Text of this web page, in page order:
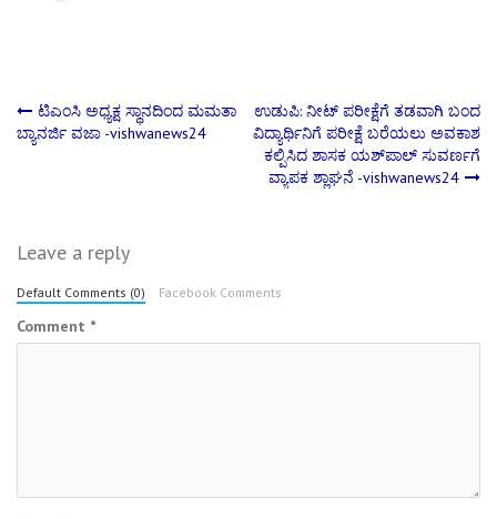
Post
ಟಿಎಂಸಿ ಅಧ್ಯಕ್ಷ ಸ್ಥಾನದಿಂದ ಮಮತಾ
ಬ್ಯಾನರ್ಜಿ ವಜಾ -vishwanews24
ಉಡುಪಿ: ನೀಟ್ ಪರೀಕ್ಷೆಗೆ ತಡವಾಗಿ ಬಂದ
ವಿದ್ಯಾರ್ಥಿನಿಗೆ ಪರೀಕ್ಷೆ ಬರೆಯಲು ಅವಕಾಶ
ಕಲ್ಪಿಸಿದ ಶಾಸಕ ಯಶ್‌ಪಾಲ್ ಸುವರ್ಣಗೆ
ವ್ಯಾಪಕ ಶ್ಲಾಘನೆ -vishwanews24
Leave a reply
Default Comments (0) Facebook Comments
Comment *